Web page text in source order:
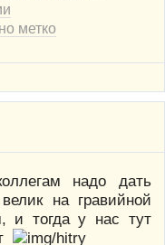
метко
надо дать
на гравийной
и тогда у нас тут